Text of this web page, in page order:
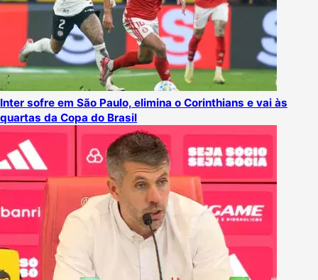
Inter sofre em São Paulo, elimina o Corinthians e vai às
quartas da Copa do Brasil